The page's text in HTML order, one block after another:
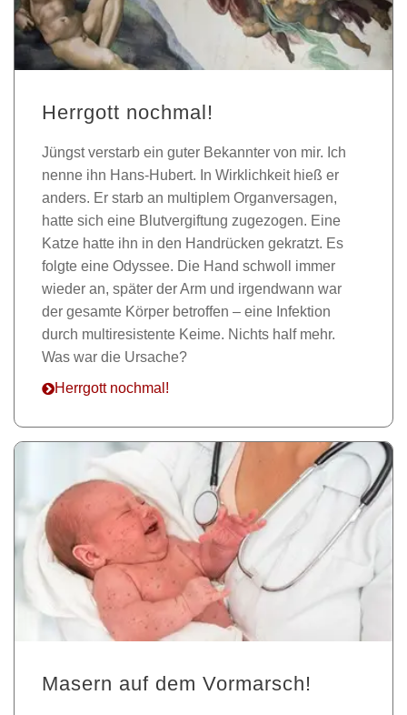
Herrgott nochmal!
Jüngst verstarb ein guter Bekannter von mir. Ich
nenne ihn Hans-Hubert. In Wirklichkeit hieß er
anders. Er starb an multiplem Organversagen,
hatte sich eine Blutvergiftung zugezogen. Eine
Katze hatte ihn in den Handrücken gekratzt. Es
folgte eine Odyssee. Die Hand schwoll immer
wieder an, später der Arm und irgendwann war
der gesamte Körper betroffen – eine Infektion
durch multiresistente Keime. Nichts half mehr.
Was war die Ursache?
Herrgott nochmal!
Masern auf dem Vormarsch!